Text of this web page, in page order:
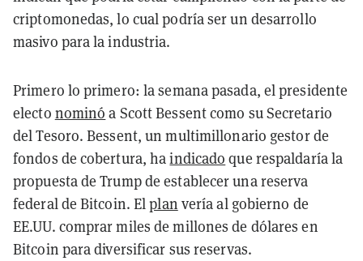
criptomonedas, lo cual podría ser un desarrollo
masivo para la industria.
Primero lo primero: la semana pasada, el presidente
electo nominó a Scott Bessent como su Secretario
del Tesoro. Bessent, un multimillonario gestor de
fondos de cobertura, haindicado que respaldaría la
propuesta de Trump de establecer una reserva
federal de Bitcoin. Elplan vería al gobierno de
EE.UU. comprar miles de millones de dólares en
Bitcoin para diversificar sus reservas.